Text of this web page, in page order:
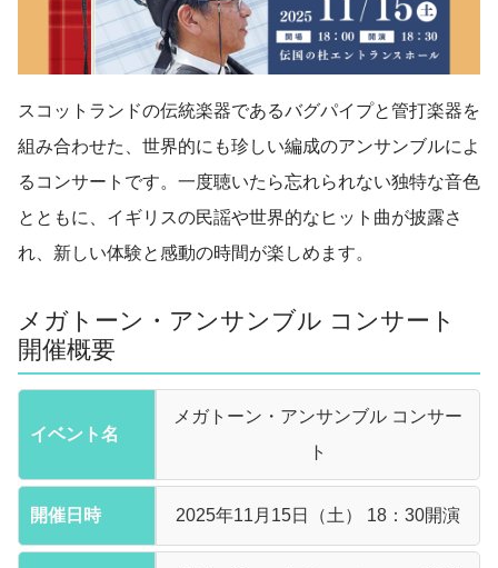
スコットランドの伝統楽器であるバグパイプと管打楽器を
組み合わせた、世界的にも珍しい編成のアンサンブルによ
るコンサートです。一度聴いたら忘れられない独特な音色
とともに、イギリスの民謡や世界的なヒット曲が披露さ
れ、新しい体験と感動の時間が楽しめます。
メガトーン・アンサンブル コンサート
開催概要
イベント名
メガトーン・アンサンブル コンサー
ト
開催日時 2025年11月15日（土） 18：30開演